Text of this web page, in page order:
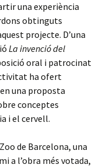
una experiència
obtinguts
projecte. D’una
La invenció del
oral i patrocinat
ha ofert
una proposta
conceptes
i el cervell.
de Barcelona, una
a l’obra més votada,